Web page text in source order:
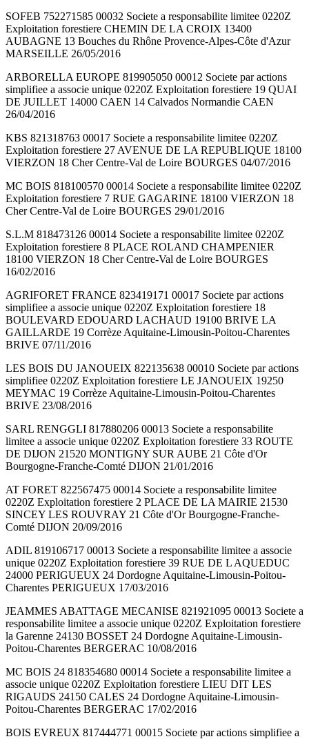
SOFEB 752271585 00032 Societe a responsabilite limitee 0220Z
Exploitation forestiere CHEMIN DE LA CROIX 13400
AUBAGNE 13 Bouches du Rhône Provence-Alpes-Côte d'Azur
MARSEILLE 26/05/2016
ARBORELLA EUROPE 819905050 00012 Societe par actions
simplifiee a associe unique 0220Z Exploitation forestiere 19 QUAI
DE JUILLET 14000 CAEN 14 Calvados Normandie CAEN
26/04/2016
KBS 821318763 00017 Societe a responsabilite limitee 0220Z
Exploitation forestiere 27 AVENUE DE LA REPUBLIQUE 18100
VIERZON 18 Cher Centre-Val de Loire BOURGES 04/07/2016
MC BOIS 818100570 00014 Societe a responsabilite limitee 0220Z
Exploitation forestiere 7 RUE GAGARINE 18100 VIERZON 18
Cher Centre-Val de Loire BOURGES 29/01/2016
S.L.M 818473126 00014 Societe a responsabilite limitee 0220Z
Exploitation forestiere 8 PLACE ROLAND CHAMPENIER
18100 VIERZON 18 Cher Centre-Val de Loire BOURGES
16/02/2016
AGRIFORET FRANCE 823419171 00017 Societe par actions
simplifiee a associe unique 0220Z Exploitation forestiere 18
BOULEVARD EDOUARD LACHAUD 19100 BRIVE LA
GAILLARDE 19 Corrèze Aquitaine-Limousin-Poitou-Charentes
BRIVE 07/11/2016
LES BOIS DU JANOUEIX 822135638 00010 Societe par actions
simplifiee 0220Z Exploitation forestiere LE JANOUEIX 19250
MEYMAC 19 Corrèze Aquitaine-Limousin-Poitou-Charentes
BRIVE 23/08/2016
SARL RENGGLI 817880206 00013 Societe a responsabilite
limitee a associe unique 0220Z Exploitation forestiere 33 ROUTE
DE DIJON 21520 MONTIGNY SUR AUBE 21 Côte d'Or
Bourgogne-Franche-Comté DIJON 21/01/2016
AT FORET 822567475 00014 Societe a responsabilite limitee
0220Z Exploitation forestiere 2 PLACE DE LA MAIRIE 21530
SINCEY LES ROUVRAY 21 Côte d'Or Bourgogne-Franche-
Comté DIJON 20/09/2016
ADIL 819106717 00013 Societe a responsabilite limitee a associe
unique 0220Z Exploitation forestiere 39 RUE DE L AQUEDUC
24000 PERIGUEUX 24 Dordogne Aquitaine-Limousin-Poitou-
Charentes PERIGUEUX 17/03/2016
JEAMMES ABATTAGE MECANISE 821921095 00013 Societe a
responsabilite limitee a associe unique 0220Z Exploitation forestiere
la Garenne 24130 BOSSET 24 Dordogne Aquitaine-Limousin-
Poitou-Charentes BERGERAC 10/08/2016
MC BOIS 24 818354680 00014 Societe a responsabilite limitee a
associe unique 0220Z Exploitation forestiere LIEU DIT LES
RIGAUDS 24150 CALES 24 Dordogne Aquitaine-Limousin-
Poitou-Charentes BERGERAC 17/02/2016
BOIS EVREUX 817444771 00015 Societe par actions simplifiee a